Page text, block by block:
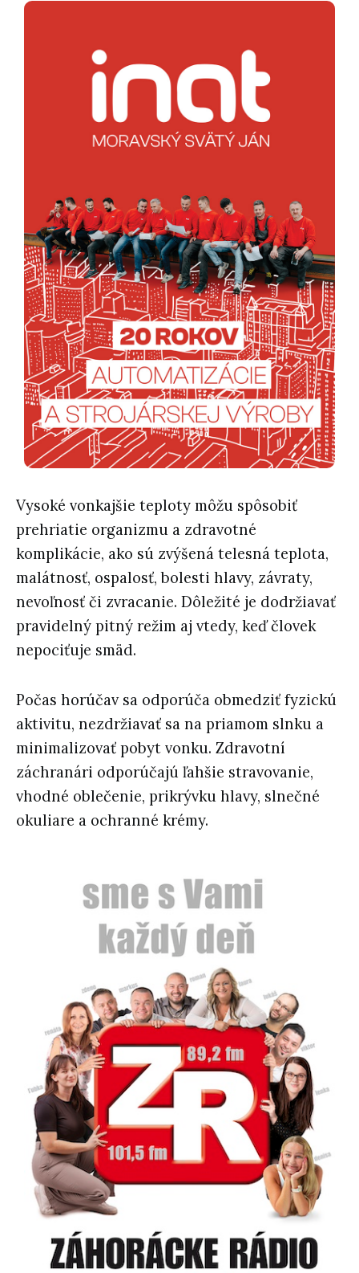
Vysoké vonkajšie teploty môžu spôsobiť
prehriatie organizmu a zdravotné
komplikácie, ako sú zvýšená telesná teplota,
malátnosť, ospalosť, bolesti hlavy, závraty,
nevoľnosť či zvracanie. Dôležité je dodržiavať
pravidelný pitný režim aj vtedy, keď človek
nepociťuje smäd.
Počas horúčav sa odporúča obmedziť fyzickú
aktivitu, nezdržiavať sa na priamom slnku a
minimalizovať pobyt vonku. Zdravotní
záchranári odporúčajú ľahšie stravovanie,
vhodné oblečenie, prikrývku hlavy, slnečné
okuliare a ochranné krémy.